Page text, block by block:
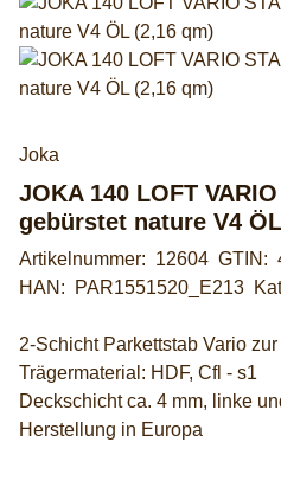
Joka
JOKA 140 LOFT
gebürstet nature V4
Artikelnummer: 12604 GTIN:
HAN:
PAR1551520_E213
2-Schicht Parkettstab Vario
Trägermaterial: HDF, Cfl - s1
Deckschicht ca. 4 mm, linke
Herstellung in Europa